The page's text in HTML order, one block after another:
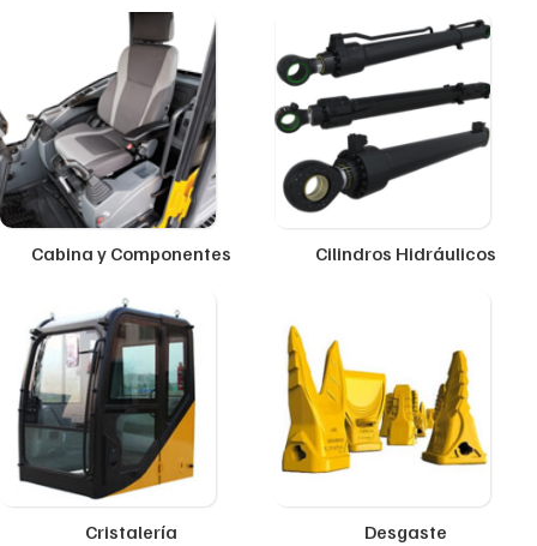
Cabina y Componentes Cilindros Hidráulicos
Cristalería Desgaste